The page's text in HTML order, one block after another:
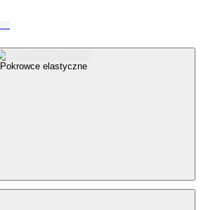
Pokrowce elastyczne